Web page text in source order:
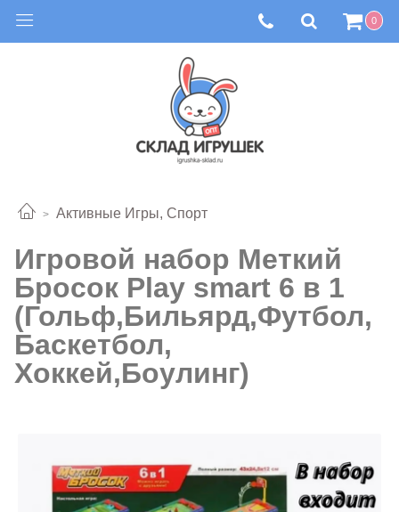
0
Активные Игры, Спорт
Игровой набор Меткий
Бросок Play smart 6 в 1
(Гольф,Бильярд,Футбол,
Баскетбол,
Хоккей,Боулинг)